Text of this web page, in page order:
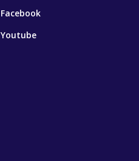
Facebook
Youtube